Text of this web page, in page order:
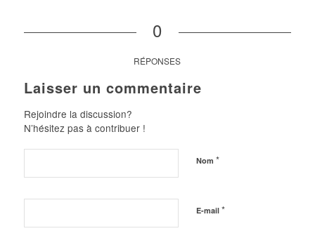
0
RÉPONSES
Laisser un commentaire
Rejoindre la discussion?
N’hésitez pas à contribuer !
Nom *
E-mail *